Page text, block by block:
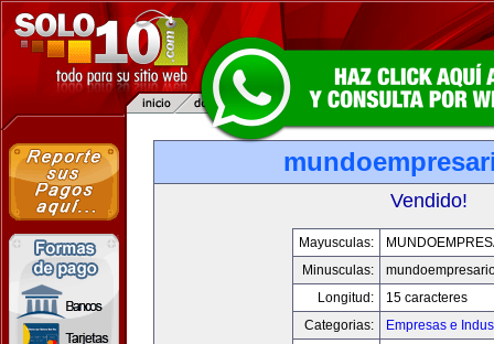
Vendido!
Mayusculas:
Minusculas:
Longitud:
15 caracteres
Categorias:
Empresas e